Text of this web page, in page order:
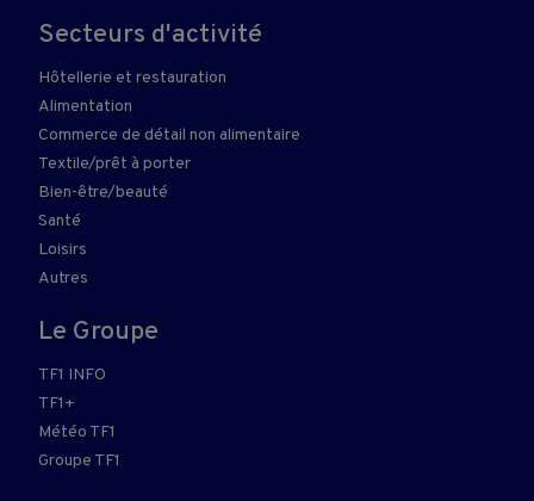
Secteurs d'activité
Hôtellerie et restauration
Alimentation
Commerce de détail non alimentaire
Textile/prêt à porter
Bien-être/beauté
Santé
Loisirs
Autres
Le Groupe
TF1 INFO
TF1+
Météo TF1
Groupe TF1